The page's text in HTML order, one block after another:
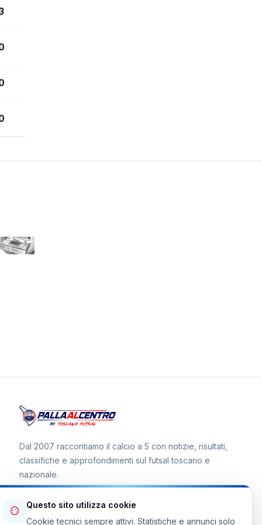
Dal 2007 raccontiamo il calcio a 5 con notizie, risultati,
classifiche e approfondimenti sul futsal toscano e
nazionale.
Questo sito utilizza cookie
Cookie tecnici sempre attivi. Statistiche e annunci solo